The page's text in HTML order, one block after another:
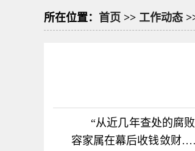
所在位置： 首页 >> 工作动态
“从近几年查处的腐
容家属在幕后收钱敛财